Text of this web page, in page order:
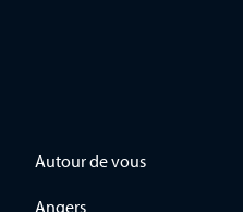
Autour de vous
Angers